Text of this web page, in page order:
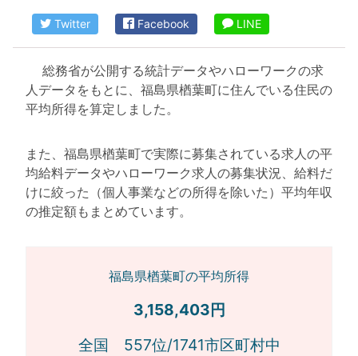
Twitter Facebook LINE
総務省が公開する統計データやハローワークの求
人データをもとに、福島県楢葉町に住んでいる住民の
平均所得を算定しました。
また、福島県楢葉町で実際に募集されている求人の平
均給料データやハローワーク求人の募集状況、給料だ
けに絞った（個人事業などの所得を除いた）平均年収
の推定額もまとめています。
福島県楢葉町の平均所得
3,158,403円
全国 557位/1741市区町村中